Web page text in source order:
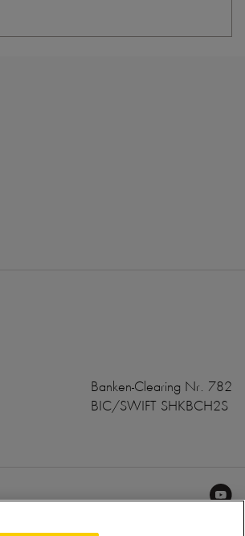
Banken-Clearing Nr. 782
BIC/SWIFT SHKBCH2S